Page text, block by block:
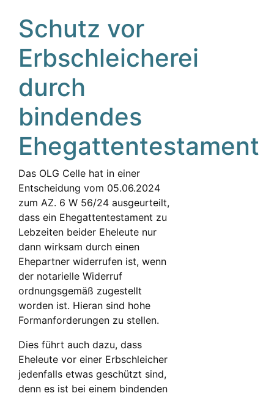
Schutz vor
Erbschleicherei
durch
bindendes
Ehegattentestament
Das OLG Celle hat in einer
Entscheidung vom 05.06.2024
zum AZ. 6 W 56/24 ausgeurteilt,
dass ein Ehegattentestament zu
Lebzeiten beider Eheleute nur
dann wirksam durch einen
Ehepartner widerrufen ist, wenn
der notarielle Widerruf
ordnungsgemäß zugestellt
worden ist. Hieran sind hohe
Formanforderungen zu stellen.
Dies führt auch dazu, dass
Eheleute vor einer Erbschleicher
jedenfalls etwas geschützt sind,
denn es ist bei einem bindenden